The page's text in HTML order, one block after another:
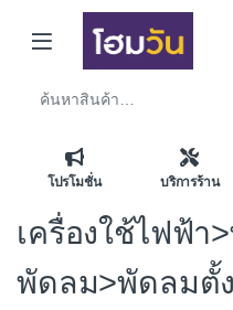
Skip to navigation
Skip to content
โปรโมชั่น บริการร้าน
เครื่องใช้ไฟฟ้
พัดลม>พัดลมตั้